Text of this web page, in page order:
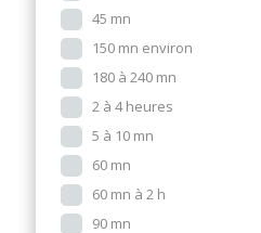
45 mn
150 mn environ
180 à 240 mn
2 à 4 heures
5 à 10 mn
60 mn
60 mn à 2 h
90 mn